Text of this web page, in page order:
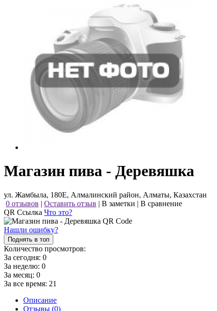
Магазин пива - Деревяшка
ул. Жамбыла, 180Е, Алмалинский район, Алматы, Казахстан
0 отзывов | Оставить отзыв | В заметки | В сравнение
QR Ссылка Что это?
Нашли ошибку?
Поднять в топ
Количество просмотров:
За сегодня: 0
За неделю: 0
За месяц: 0
За все время: 21
Описание
Отзывы (0)